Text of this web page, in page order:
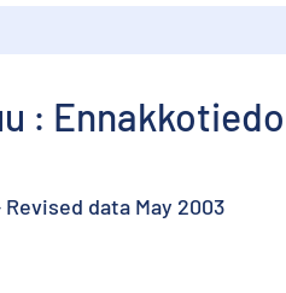
:
data May 2003